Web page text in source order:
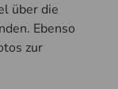
über die
Ebenso
zur